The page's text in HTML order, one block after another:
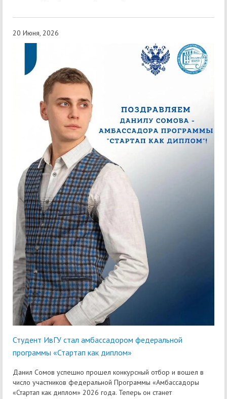
20 Июня, 2026
Студент ИвГУ стал амбассадором федеральной
программы «Стартап как диплом»
Данил Сомов успешно прошел конкурсный отбор и вошел в
число участников федеральной Программы «Амбассадоры
«Стартап как диплом» 2026 года. Теперь он станет